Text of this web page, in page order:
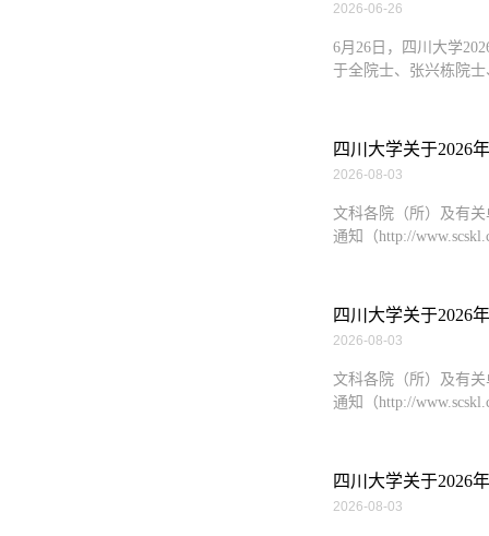
2026-06-26
6月26日，四川大学
于全院士、张兴栋院
四川大学关于2026
2026-08-03
文科各院（所）及有
通知（http://
四川大学关于2026
2026-08-03
文科各院（所）及有
通知（http://
四川大学关于2026
2026-08-03